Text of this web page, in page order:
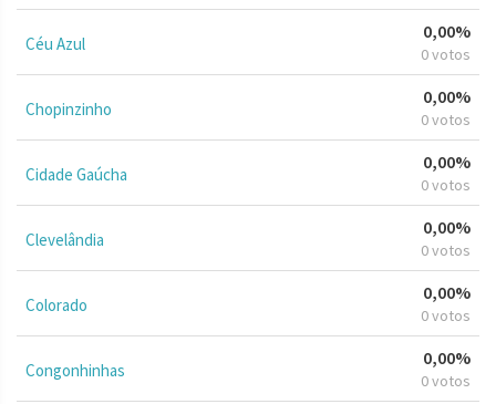
Céu Azul
0,00%
0 votos
Chopinzinho
0,00%
0 votos
Cidade Gaúcha
0,00%
0 votos
Clevelândia
0,00%
0 votos
Colorado
0,00%
0 votos
Congonhinhas
0,00%
0 votos